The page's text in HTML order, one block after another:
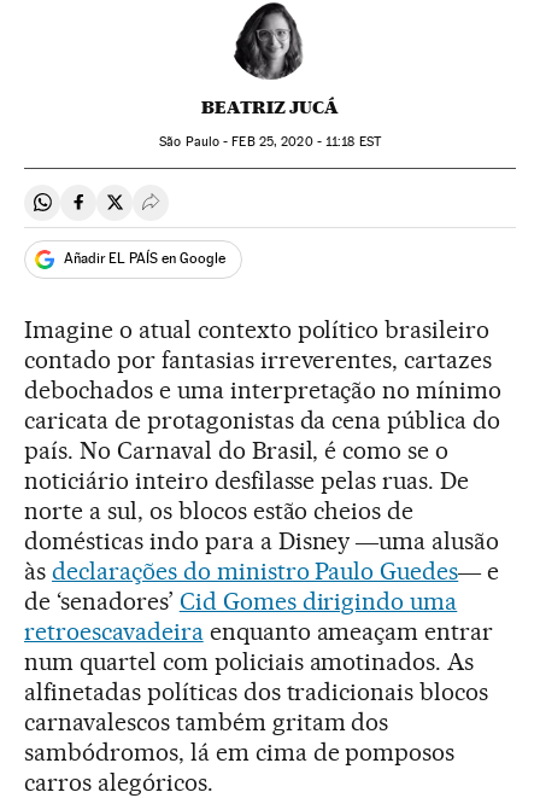
BEATRIZ JUCÁ
São Paulo -FEB25, 2020 - 11:18 EST
Compartir en Whatsapp
Compartir en Facebook
Compartir en Twitter
Desplegar Redes Sociales
Añadir EL PAÍS en Google
Imagine o atual contexto político brasileiro
contado por fantasias irreverentes, cartazes
debochados e uma interpretação no mínimo
caricata de protagonistas da cena pública do
país. No Carnaval do Brasil, é como se o
noticiário inteiro desfilasse pelas ruas. De
norte a sul, os blocos estão cheios de
domésticas indo para a Disney ―uma alusão
às declarações do ministro Paulo Guedes― e
de ‘senadores’ Cid Gomes dirigindo uma
retroescavadeiraenquanto ameaçam entrar
num quartel com policiais amotinados. As
alfinetadas políticas dos tradicionais blocos
carnavalescos também gritam dos
sambódromos, lá em cima de pomposos
carros alegóricos.